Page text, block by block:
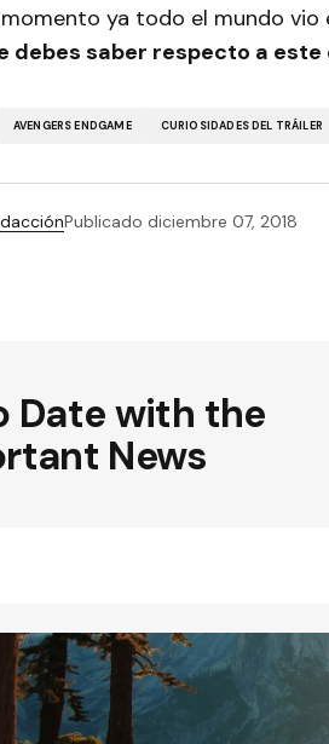
ya todo el mundo
debes saber respecto a
AVENGERS ENDGAME CURIOSIDADES DEL TRÁILER
Publicado diciembre 07, 2018
Date with the
News